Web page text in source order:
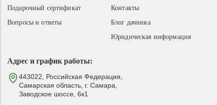
Адрес и график работы:
443022, Российская Федерация,
Самарская область, г. Самара,
Заводское шоссе, 6к1
Контакты
Блог дачника
Юридическая информация
Подарочный сертификат
Вопросы и ответы